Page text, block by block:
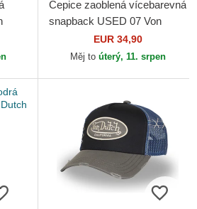
Čepice zaoblená vícebarevná
snapback USED 07 Von
EUR 34,90
Měj to úterý, 11. srpen